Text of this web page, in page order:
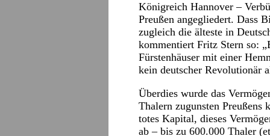
Königreich Hannover –
Preußen angegliedert. Dass
zugleich die älteste in
kommentiert Fritz Stern so:
Fürstenhäuser mit einer
kein deutscher Revolutionär
Überdies wurde das
Thalern zugunsten
totes Kapital, dieses
ab – bis zu 600.000 Thaler